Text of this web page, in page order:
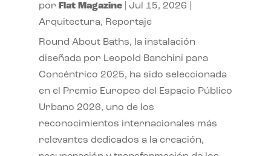
por Flat Magazine| Jul 15, 2026
Arquitectura, Reportaje
Round About Baths, la instalación
diseñada por Leopold Banchini para
Concéntrico 2025, ha sido seleccionada
en el Premio Europeo del Espacio Público
Urbano 2026, uno de los
reconocimientos internacionales más
relevantes dedicados a la creación,